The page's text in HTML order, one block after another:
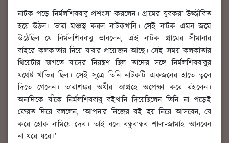
নাটক পড়ে নির্মলশিববাবু প্রশংসা করলেন। গ্রামের যুবকরা উজ্জীবিত
হয়ে উঠল। তারা মঞ্চস্থ করল নাটকখানি। সেই নাটক এমন জমে
উঠেছিল যে নির্মলশিববাবু ভাবলেন, এই নাটক গ্রামের সীমানার
বাইরে কলকাতায় নিয়ে যাবার প্রয়োজন আছে। সেই সময় কলকাতার
থিয়েটার জগতে যাদের নিয়ন্ত্রণ ছিল তাদের সঙ্গে নির্মলশিববাবুর
যথেষ্ট খাতির ছিল। সেই সূত্রে তিনি নাটকটি একজনের হাতে তুলে
দিতে গেলেন। তারাশঙ্কর অধীর আগ্রহে অপেক্ষা করে রইলেন।
অন্যদিকে যাঁকে নির্মলশিববাবু বইখানি দিয়েছিলেন তিনি না পড়েই
ফেরত দিয়ে বললেন, ‘আপনার নিজের বই হয় নিয়ে আসবেন, যে
করে হোক নামিয়ে দেব। তাই বলে বন্ধুবান্ধব শালা-জামাই আনবেন
না ধরে ধরে।’